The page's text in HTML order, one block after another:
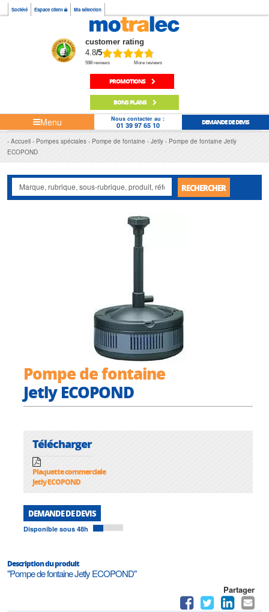
Société Espace client Ma sélection
customer rating
4.8/5
598 reviews More reviews
PROMOTIONS
BONS PLANS
Menu Nous contacter au :
01 39 97 65 10 DEMANDE DE DEVIS
Accueil Pompes spéciales Pompe de fontaine Jetly
Pompe de fontaine Jetly
ECOPOND
RECHERCHER
Pompe de fontaine
Jetly ECOPOND
Télécharger
Plaquette commerciale
Jetly ECOPOND
DEMANDE DE DEVIS
Disponible sous 48h
Description du produit
"Pompe de fontaine Jetly ECOPOND"
Partager